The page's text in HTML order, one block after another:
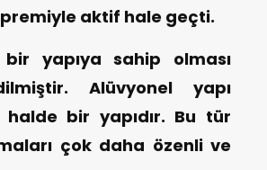
aktif hale geçti.
yapıya sahip olması
Alüvyonel yapı
bir yapıdır. Bu tür
çok daha özenli ve